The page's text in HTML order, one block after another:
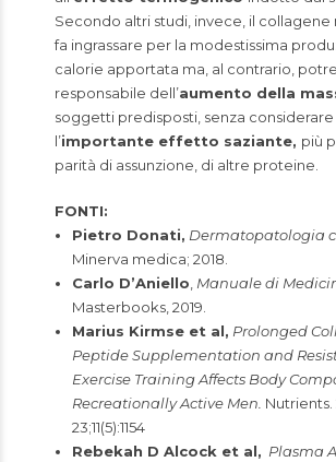
Secondo altri studi, invece, il collagene
fa ingrassare per la modestissima
calorie apportata ma, al contrario,
responsabile dell’aumento della
soggetti predisposti, senza
l’importante effetto saziante, più
parità di assunzione, di altre proteine.
FONTI:
Pietro Donati, Dermatopatologia
Minerva medica; 2018.
Carlo D’Aniello Manuale di
Masterbooks, 2019.
Marius Kirmse et al, Prolonged
Peptide Supplementation and
Exercise Training Affects Body
Recreationally Active Men. Nutrients.
23;11(5):1154
Rebekah D Alcock et al, Plasma